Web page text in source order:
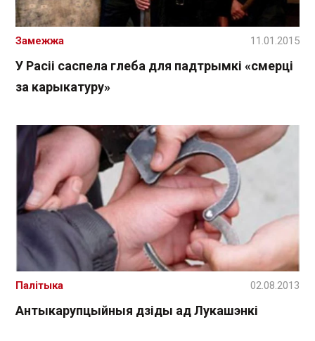
У Расіі саспела глеба для падтрымкі «смерці
за карыкатуру»
Замежжа 11.01.2015
Антыкарупцыйныя дзіды ад Лукашэнкі
Палітыка 02.08.2013